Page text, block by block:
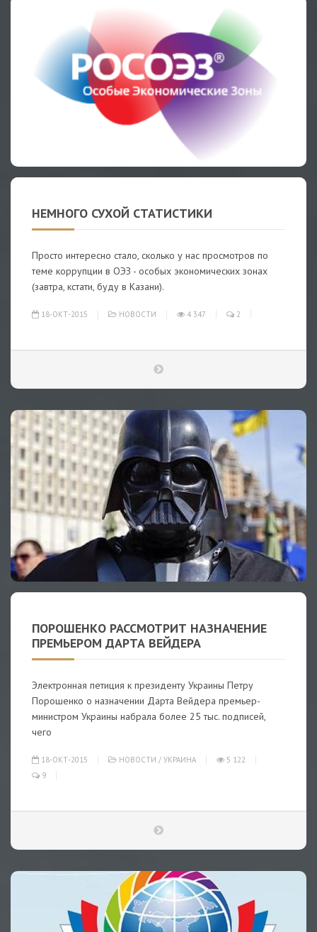
НЕМНОГО СУХОЙ СТАТИСТИКИ
Просто интересно стало, сколько у нас просмотров по
теме коррупции в ОЭЗ - особых экономических зонах
(завтра, кстати, буду в Казани).
18-ОКТ-2015 НОВОСТИ 4 347 2
ПОРОШЕНКО РАССМОТРИТ НАЗНАЧЕНИЕ
ПРЕМЬЕРОМ ДАРТА ВЕЙДЕРА
Электронная петиция к президенту Украины Петру
Порошенко о назначении Дарта Вейдера премьер-
министром Украины набрала более 25 тыс. подписей,
чего
18-ОКТ-2015 НОВОСТИ / УКРАИНА
5 122
9